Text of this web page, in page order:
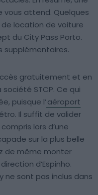
vous attend. Quelques
location de voiture
du City Pass Porto.
supplémentaires.
gratuitement et en
STCP. Ce qui
puisque l’aéroport
Il suffit de valider
lors d’une
sur la plus belle
de même monter
d’Espinho.
sont pas inclus dans